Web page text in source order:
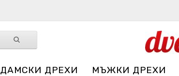
ДАМСКИ ДРЕХИ МЪЖКИ ДРЕХИ